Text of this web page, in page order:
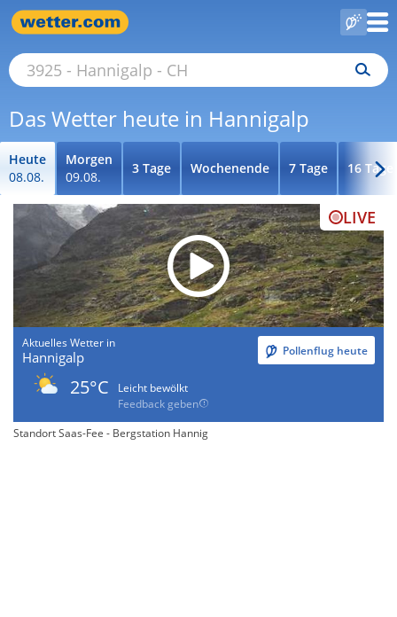
Das Wetter heute in Hannigalp
Heute
08.08.
Morgen
09.08.
3 Tage Wochenende 7 Tage 16 Tage
LIVE
Aktuelles Wetter in
Hannigalp Pollenflug heute
25°C
Leicht bewölkt
Feedback geben
Standort Saas-Fee - Bergstation Hannig